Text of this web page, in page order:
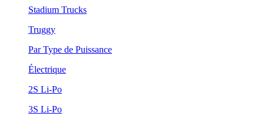
Stadium Trucks
Truggy
Par Type de Puissance
Électrique
2S Li-Po
3S Li-Po